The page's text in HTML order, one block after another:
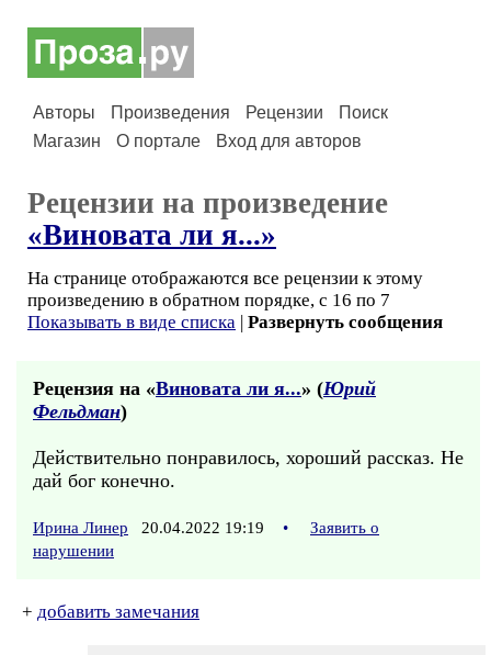
Авторы Произведения Рецензии
Поиск
Магазин
О портале Вход для авторов
Рецензии на произведение
«Виновата ли я...»
На странице отображаются все рецензии к этому
произведению в обратном порядке, с 16 по 7
Показывать в виде списка | Развернуть сообщения
Рецензия на «Виновата ли я...» (Юрий
Фельдман)
Действительно понравилось, хороший рассказ. Не
дай бог конечно.
Ирина Линер 20.04.2022 19:19 •
Заявить о
нарушении
+ добавить замечания